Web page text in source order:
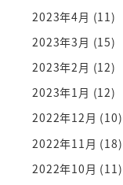
2023年4月 (11)
2023年3月 (15)
2023年2月 (12)
2023年1月 (12)
2022年12月 (10)
2022年11月 (18)
2022年10月 (11)